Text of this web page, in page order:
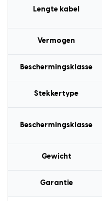
Lengte kabel
Vermogen
Beschermingsklasse
Stekkertype
Beschermingsklasse
Gewicht
Garantie